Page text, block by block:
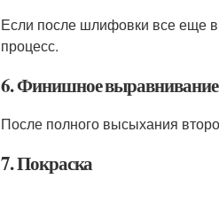
Если после шлифовки все еще
процесс.
6. Финишное выравнивание
После полного высыхания
7. Покраска